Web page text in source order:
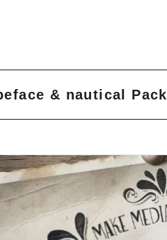
& nautical Pack